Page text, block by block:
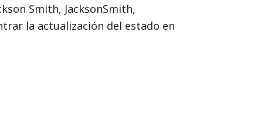
Smith, JacksonSmith,
la actualización del estado en